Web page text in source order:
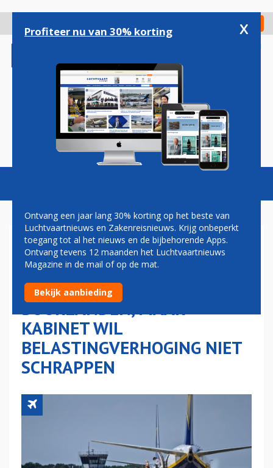
gaan
Check in
Magazine Podcasts Vacatures
VLIEGEN VANUIT
NEDERLAND WORDT VEEL
DUURDER DAN VANUIT
BUURLANDEN, MAAR
KABINET WIL
BELASTINGVERHOGING NIET
SCHRAPPEN
Profiteer nu van 30% korting x
Ontvang een jaar lang 30% korting op het beste van
Luchtvaartnieuws en Zakenreisnieuws. Krijg onbeperkt
toegang tot al het nieuws en de bijbehorende Apps.
Ontvang tevens 12 maanden het Luchtvaartnieuws
Magazine in de mail of op de mat.
Bekijk aanbieding